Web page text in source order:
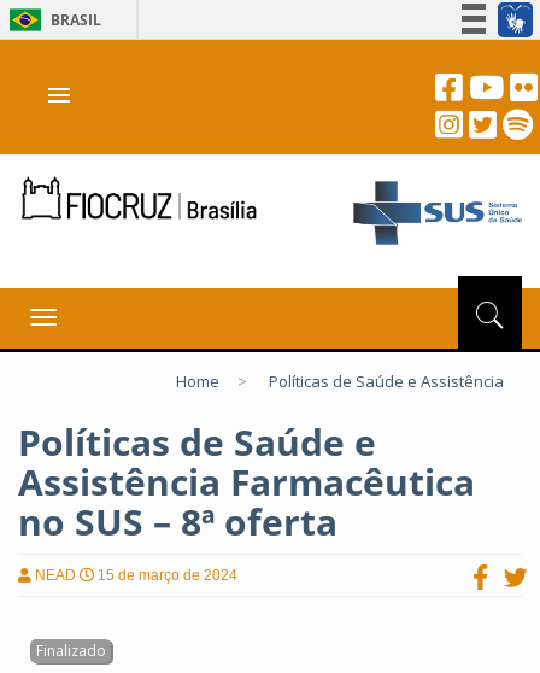
BRASIL
Acesso à informação
Canais
menu
Toggle
navigation
Home > Políticas de Saúde e Assistência
Políticas de Saúde e
Assistência Farmacêutica
no SUS – 8ª oferta
NEAD 15 de março de 2024